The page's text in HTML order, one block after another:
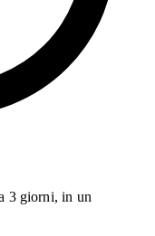
3 giorni, in un